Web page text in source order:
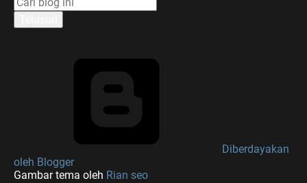
Diberdayakan
oleh Blogger
Gambar tema oleh Rian seo